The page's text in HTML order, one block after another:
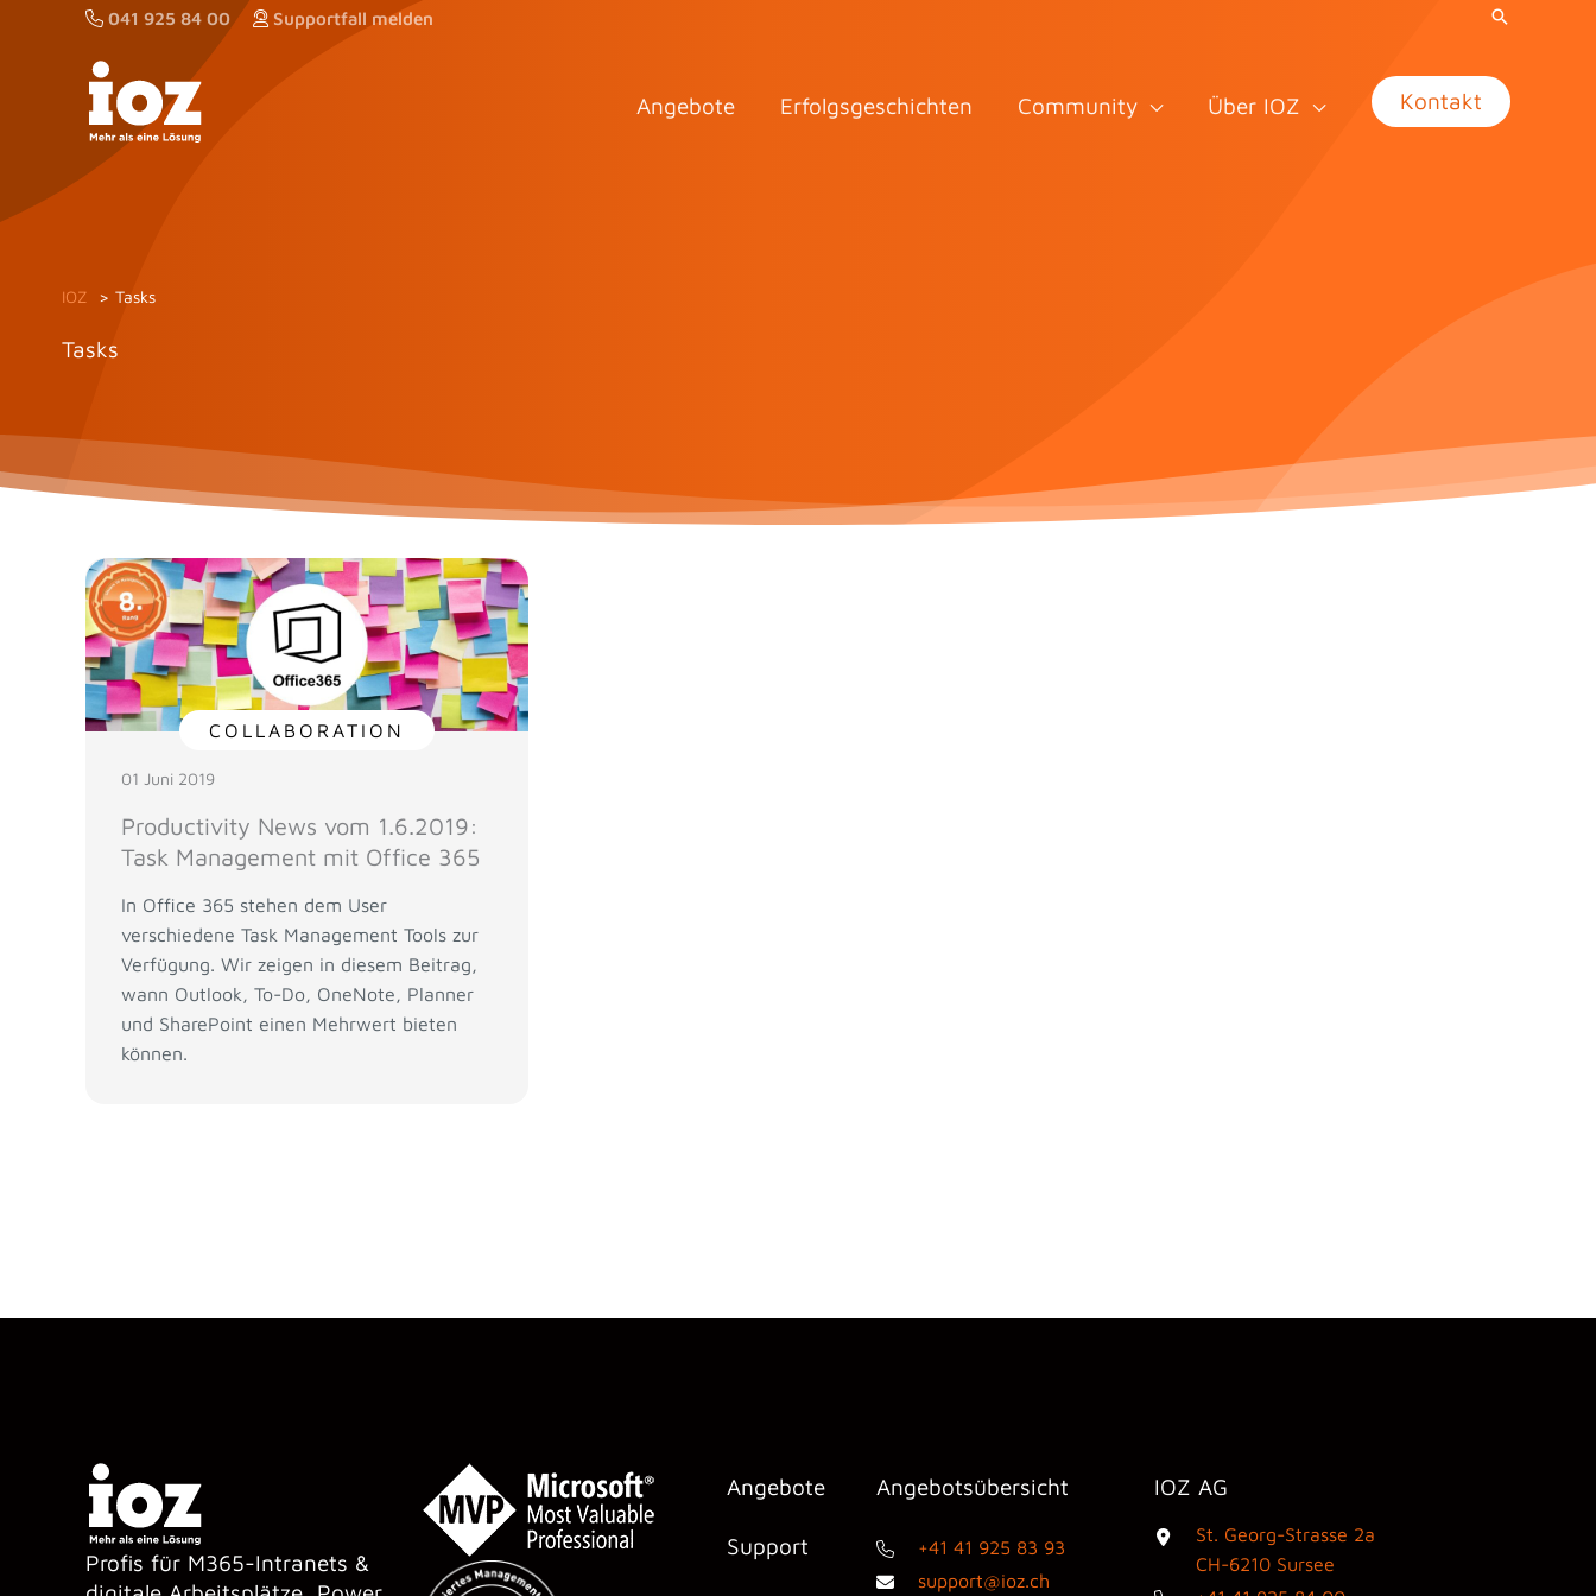
041 925 84 00 Supportfall melden
Angebote Erfolgsgeschichten Community Über IOZ Kontakt
IOZ Tasks
Tasks
COLLABORATION
01 Juni 2019
Productivity News vom 1.6.2019:
Task Management mit Office 365
In Office 365 stehen dem User
verschiedene Task Management Tools zur
Verfügung. Wir zeigen in diesem Beitrag,
wann Outlook, To-Do, OneNote, Planner
und SharePoint einen Mehrwert bieten
können.
Profis für M365-Intranets &
Angebote Angebotsübersicht
Support
+41 41 925 83 93
support@ioz.ch
IOZ AG
St. Georg-Strasse 2a
CH-6210 Sursee